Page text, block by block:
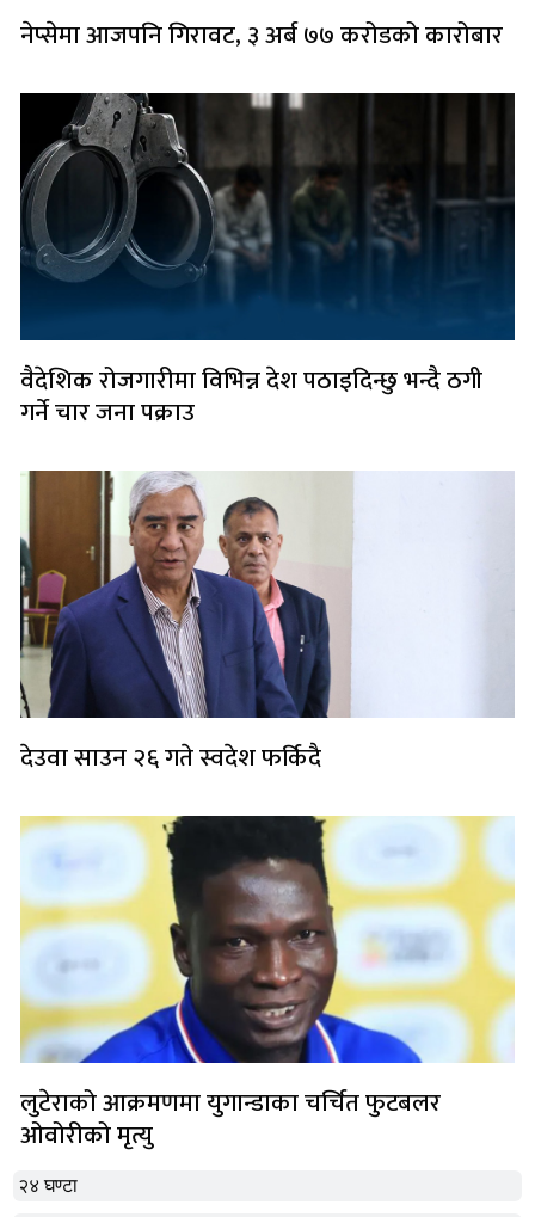
२४ घण्टा
नेप्सेमा आजपनि गिरावट, ३ अर्ब ७७ करोडको कारोबार
वैदेशिक रोजगारीमा विभिन्न देश पठाइदिन्छु भन्दै ठगी
गर्ने चार जना पक्राउ
देउवा साउन २६ गते स्वदेश फर्किदै
लुटेराको आक्रमणमा युगान्डाका चर्चित फुटबलर
ओवोरीको मृत्यु